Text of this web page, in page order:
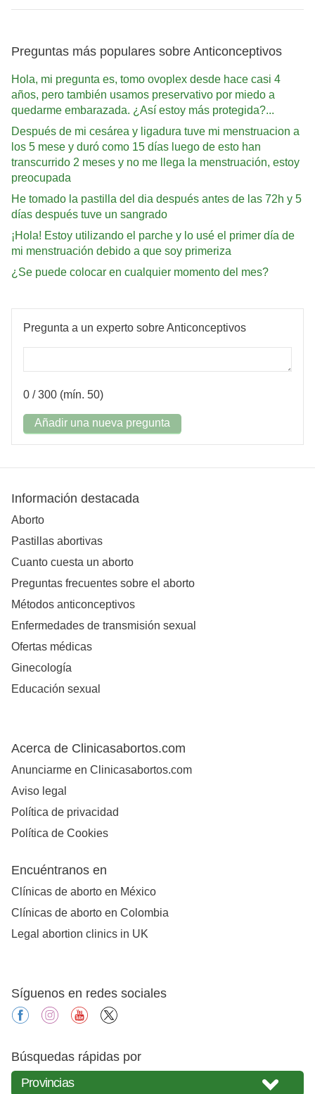
Preguntas más populares sobre Anticonceptivos
Hola, mi pregunta es, tomo ovoplex desde hace casi 4
años, pero también usamos preservativo por miedo a
quedarme embarazada. ¿Así estoy más protegida?...
Después de mi cesárea y ligadura tuve mi menstruacion a
los 5 mese y duró como 15 días luego de esto han
transcurrido 2 meses y no me llega la menstruación, estoy
preocupada
He tomado la pastilla del dia después antes de las 72h y 5
días después tuve un sangrado
¡Hola! Estoy utilizando el parche y lo usé el primer día de
mi menstruación debido a que soy primeriza
¿Se puede colocar en cualquier momento del mes?
Pregunta a un experto sobre Anticonceptivos
0 / 300 (mín. 50)
Añadir una nueva pregunta
Información destacada
Aborto
Pastillas abortivas
Cuanto cuesta un aborto
Preguntas frecuentes sobre el aborto
Métodos anticonceptivos
Enfermedades de transmisión sexual
Ofertas médicas
Ginecología
Educación sexual
Acerca de Clinicasabortos.com
Anunciarme en Clinicasabortos.com
Aviso legal
Política de privacidad
Política de Cookies
Encuéntranos en
Clínicas de aborto en México
Clínicas de aborto en Colombia
Legal abortion clinics in UK
Síguenos en redes sociales
facebookinstagramyoutube
Búsquedas rápidas por